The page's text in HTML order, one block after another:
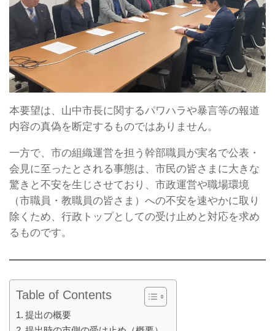
本要望は、山中市長に関するパワハラや暴言等の報道
内容の真偽を断定するものではありません。
一方で、市の組織運営を担う幹部職員が実名で公表・
会見に至ったとされる事態は、市民の皆さまに大きな
驚きと不安を生じさせており、市政運営や職場環境
（市職員・教職員の皆さま）への不安を速やかに取り
除くため、行政トップとしての受け止めと対応を求め
るものです。
Table of Contents
提出の概要